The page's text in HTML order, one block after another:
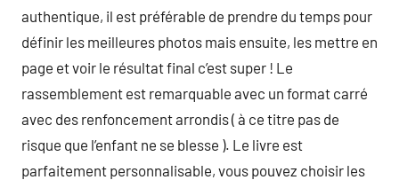
authentique, il est préférable de prendre du temps pour
définir les meilleures photos mais ensuite, les mettre en
page et voir le résultat final c’est super ! Le
rassemblement est remarquable avec un format carré
avec des renfoncement arrondis ( à ce titre pas de
risque que l’enfant ne se blesse ). Le livre est
parfaitement personnalisable, vous pouvez choisir les